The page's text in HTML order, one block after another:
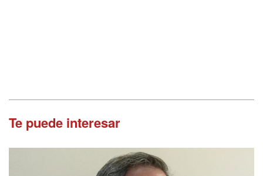
Te puede interesar